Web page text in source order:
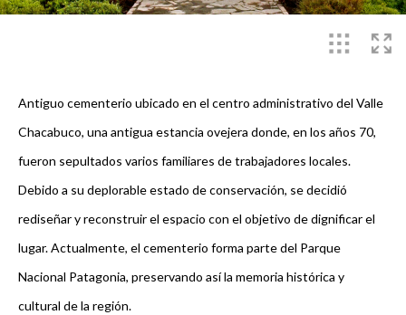
Antiguo cementerio ubicado en el centro administrativo del Valle
Chacabuco, una antigua estancia ovejera donde, en los años 70,
fueron sepultados varios familiares de trabajadores locales.
Debido a su deplorable estado de conservación, se decidió
rediseñar y reconstruir el espacio con el objetivo de dignificar el
lugar. Actualmente, el cementerio forma parte del Parque
Nacional Patagonia, preservando así la memoria histórica y
cultural de la región.